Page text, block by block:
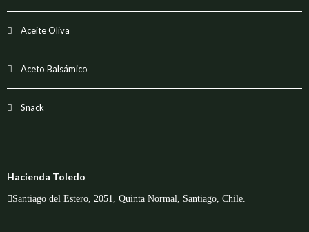
Aceite Oliva
Aceto Balsámico
Snack
Hacienda Toledo
Santiago del Estero, 2051, Quinta Normal, Santiago, Chile.